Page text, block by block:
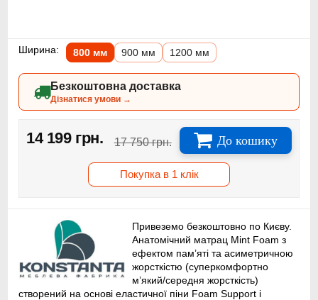
Ширина: 800 мм 900 мм 1200 мм
Безкоштовна доставка
Дізнатися умови →
14 199 грн. 17 750 грн. До кошику
Покупка в 1 клік
Привеземо безкоштовно по Києву.
Анатомічний матрац Mint Foam з
ефектом пам’яті та асиметричною
жорсткістю (суперкомфортно
м’який/середня жорсткість)
створений на основі еластичної піни Foam Support і